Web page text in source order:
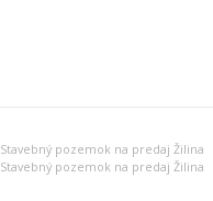
Stavebný pozemok na predaj Žilina
Stavebný pozemok na predaj Žilina